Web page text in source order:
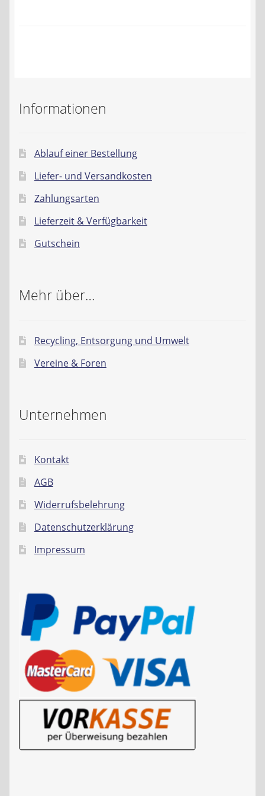
Datenschutzerklärung
Informationen
Ablauf einer Bestellung
Liefer- und Versandkosten
Zahlungsarten
Lieferzeit & Verfügbarkeit
Gutschein
Mehr über…
Recycling, Entsorgung und Umwelt
Vereine & Foren
Unternehmen
Kontakt
AGB
Widerrufsbelehrung
Datenschutzerklärung
Impressum